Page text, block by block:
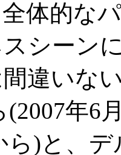
体的な
シーン
違いな
(2007年6
ら)と、